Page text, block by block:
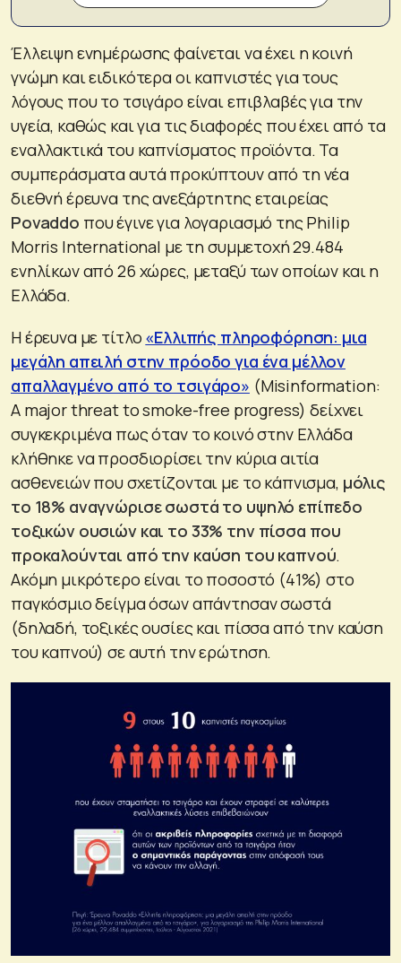
Έλλειψη ενημέρωσης φαίνεται να έχει η κοινή
γνώμη και ειδικότερα οι καπνιστές για τους
λόγους που το τσιγάρο είναι επιβλαβές για την
υγεία, καθώς και για τις διαφορές που έχει από τα
εναλλακτικά του καπνίσματος προϊόντα. Τα
συμπεράσματα αυτά προκύπτουν από τη νέα
διεθνή έρευνα της ανεξάρτητης εταιρείας
Povaddo που έγινε για λογαριασμό της Philip
Morris International με τη συμμετοχή 29.484
ενηλίκων από 26 χώρες, μεταξύ των οποίων και η
Ελλάδα.
Η έρευνα με τίτλο «Ελλιπής πληροφόρηση: μια
μεγάλη απειλή στην πρόοδο για ένα μέλλον
απαλλαγμένο από το τσιγάρο» (Misinformation:
A major threat to smoke-free progress) δείχνει
συγκεκριμένα πως όταν το κοινό στην Ελλάδα
κλήθηκε να προσδιορίσει την κύρια αιτία
ασθενειών που σχετίζονται με το κάπνισμα, μόλις
το 18% αναγνώρισε σωστά το υψηλό επίπεδο
τοξικών ουσιών και το 33% την πίσσα που
προκαλούνται από την καύση του καπνού.
Ακόμη μικρότερο είναι το ποσοστό (41%) στο
παγκόσμιο δείγμα όσων απάντησαν σωστά
(δηλαδή, τοξικές ουσίες και πίσσα από την καύση
του καπνού) σε αυτή την ερώτηση.